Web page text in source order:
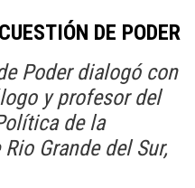
CUESTIÓN DE PODER
Poder dialogó con
y profesor del
de la
Grande del Sur,